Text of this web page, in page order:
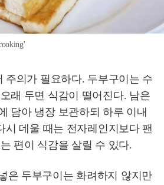
주의가 필요하다. 두부구이는 수
래 두면 식감이 떨어진다. 남은
담아 냉장 보관하되 하루 이내
시 데울 때는 전자레인지보다 팬
편이 식감을 살릴 수 있다.
은 두부구이는 화려하지 않지만